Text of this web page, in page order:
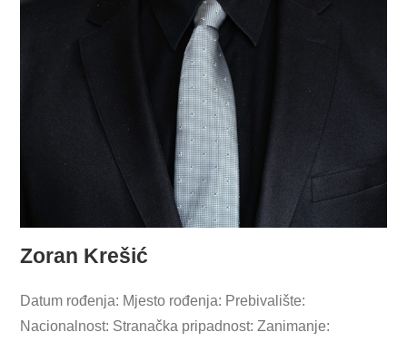
Zoran Krešić
Datum rođenja: Mjesto rođenja: Prebivalište:
Nacionalnost: Stranačka pripadnost: Zanimanje: